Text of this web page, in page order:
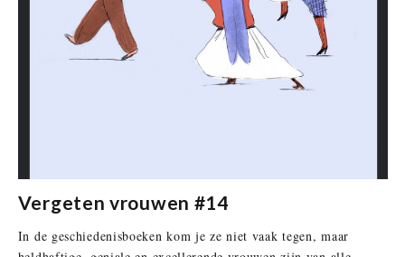
Vergeten vrouwen #14
In de geschiedenisboeken kom je ze niet vaak tegen, maar